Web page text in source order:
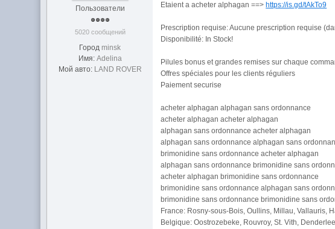
Пользователи
5020 сообщений
Город minsk
Имя: Adelina
Мой авто: LAND ROVER
Etaient a acheter alphagan ==> https://is.gd/tAkTo9
Prescription requise: Aucune prescription requise
Disponibilité: In Stock!
Pilules bonus et grandes remises sur chaque
Offres spéciales pour les clients réguliers
Paiement securise
acheter alphagan alphagan sans ordonnance
acheter alphagan acheter alphagan
alphagan sans ordonnance acheter alphagan
alphagan sans ordonnance alphagan sans
brimonidine sans ordonnance acheter alphagan
alphagan sans ordonnance brimonidine sans
acheter alphagan brimonidine sans ordonnance
brimonidine sans ordonnance alphagan sans
brimonidine sans ordonnance brimonidine sans
France: Rosny-sous-Bois, Oullins, Millau, Vallauris,
Belgique: Oostrozebeke, Rouvroy, St. Vith,